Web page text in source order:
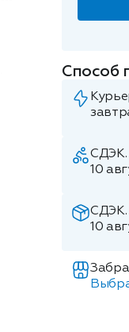
Способ
СДЭК.
10
СДЭК.
10